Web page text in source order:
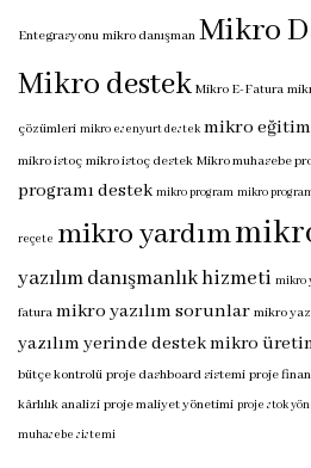
Entegrasyonu mikro danışman Mikro
Mikro destek Mikro E-Fatura
çözümleri mikro esenyurt destek mikro eğitim
mikro istoç mikro istoç destek Mikro muhasebe
programı destek mikro program mikro
reçete mikro yardım
yazılım danışmanlık hizmeti mikro
fatura mikro yazılım sorunlar mikro
yazılım yerinde destekmikro
bütçe kontrolü proje dashboard sistemi proje
kârlılık analizi proje maliyet yönetimi proje stok
muhasebe sistemi